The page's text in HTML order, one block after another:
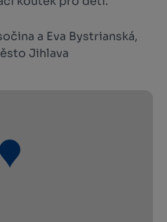
a Eva Bystrianská,
Jihlava